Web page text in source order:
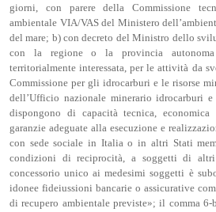
giorni, con parere della Commissione
ambientale VIA/VAS del Ministero
del mare; b) con decreto del Ministro dello
con la regione o la provincia
territorialmente interessata, per le attività da
Commissione per gli idrocarburi e le risorse
dell’Ufficio nazionale minerario idrocarburi
dispongono di capacità tecnica,
garanzie adeguate alla esecuzione e
con sede sociale in Italia o in altri Stati
condizioni di reciprocità, a soggetti di
concessorio unico ai medesimi soggetti è
idonee fideiussioni bancarie o assicurative
di recupero ambientale previste»; il comma